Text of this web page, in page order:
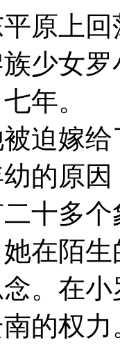
原上
少女
年。
嫁给
的原
十多
在陌
。在
的权